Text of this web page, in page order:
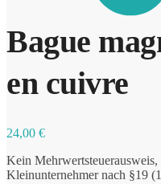
0
Bague
en cuivre
24,00 €
Kein Mehrwertsteuerausweis,
Kleinunternehmer nach §19